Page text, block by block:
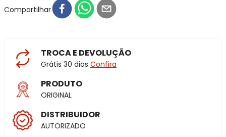
Compartilhar
TROCA E DEVOLUÇÃO
Grátis 30 dias Confira
PRODUTO
ORIGINAL
DISTRIBUIDOR
AUTORIZADO